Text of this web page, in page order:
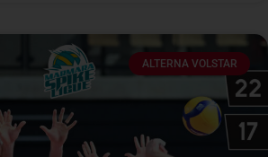
ALTERNA VOLSTAR